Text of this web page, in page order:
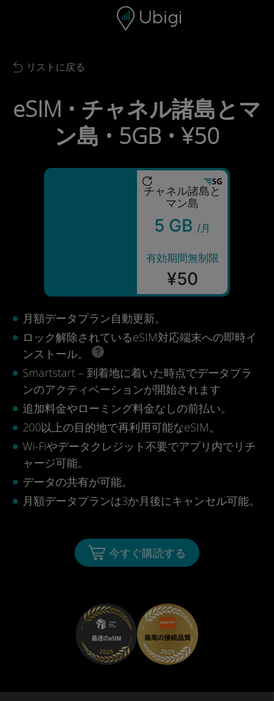
ナビゲーションバー フッター
Back to list
リストに戻る
eSIM • チャネル諸島とマ
ン島 • 5GB • ¥50
チャネル諸島と
マン島
5 GB /月
有効期間無制限
¥50
月額データプラン自動更新。
ロック解除されているeSIM対応端末への即時イ
ンストール。
Smartstart – 到着地に着いた時点でデータプラ
ンのアクティベーションが開始されます
追加料金やローミング料金なしの前払い。
200以上の目的地で再利用可能なeSIM。
Wi-Fiやデータクレジット不要でアプリ内でリチ
ャージ可能。
データの共有が可能。
月額データプランは3か月後にキャンセル可能。
今すぐ購読する